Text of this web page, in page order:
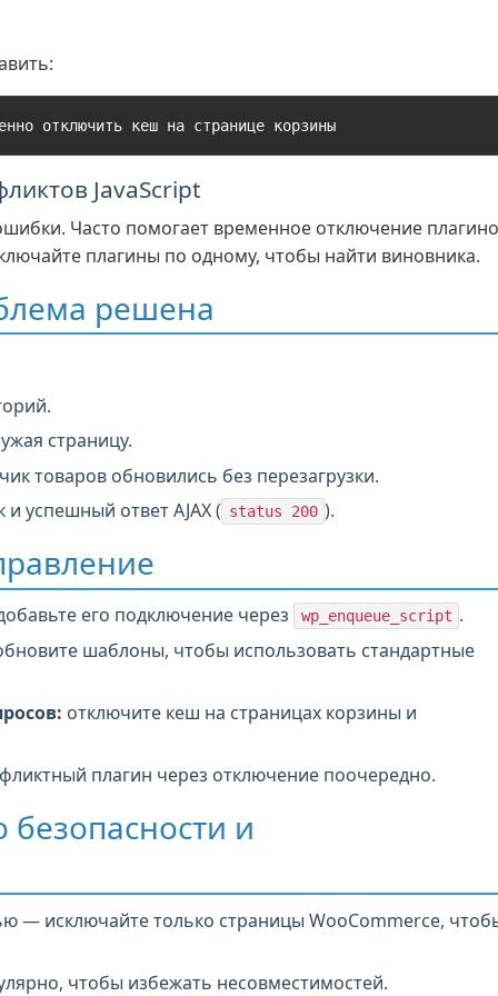
отключить кеш на странице корзины
JavaScript
Часто помогает временное отключение
плагины по одному, чтобы найти виновника.
решена
страницу.
товаров обновились без перезагрузки.
успешный ответ AJAX ( status 200 ).
его подключение через wp_enqueue_script .
шаблоны, чтобы использовать стандартные
отключите кеш на страницах корзины и
плагин через отключение поочередно.
и
— исключайте только страницы WooCommerce,
чтобы избежать несовместимостей.